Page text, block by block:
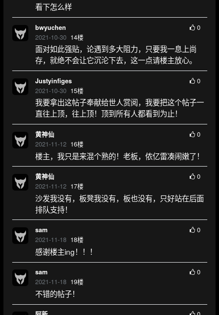
看下怎么样
bwyuchen
2021-10-30 14楼
0
面对如此强贴，论遇到多大阻力，只要我一息上尚
存，就绝不会让它沉沦下去，这一点请楼主放心。
Justyinfiges
2021-10-30 15楼
0
我要拿出这帖子奉献给世人赏阅，我要把这个帖子一
直往上顶，往上顶！顶到所有人都看到为止！
黄神仙
2021-11-12 16楼
0
楼主，我只是来混个熟的！老板，侬亿雷凑闹嫩了！
黄神仙
2021-11-12 17楼
0
沙发我没有，板凳我没有，板也没有，只好站在后面
排队支持！
sam
2021-11-18 18楼
0
感谢楼主ing！！！
sam
2021-11-18 19楼
0
不错的帖子！